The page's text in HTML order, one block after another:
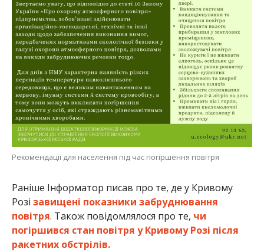
Рекомендації для населення під час погіршення повітря
Раніше Інформатор писав про те, де у Кривому
Розі завищені показники забруднювання
повітря. Також повідомлялося про те, чи
погіршився стан повітря у Кривому Розі після
ракетних обстрілів.